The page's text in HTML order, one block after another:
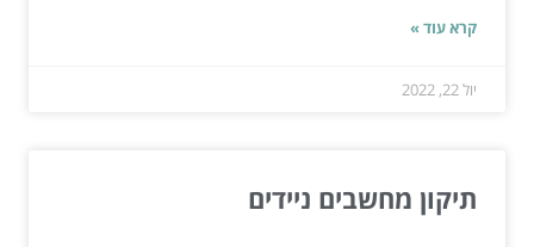
קרא עוד »
יול 22, 2022
תיקון מחשבים ניידים